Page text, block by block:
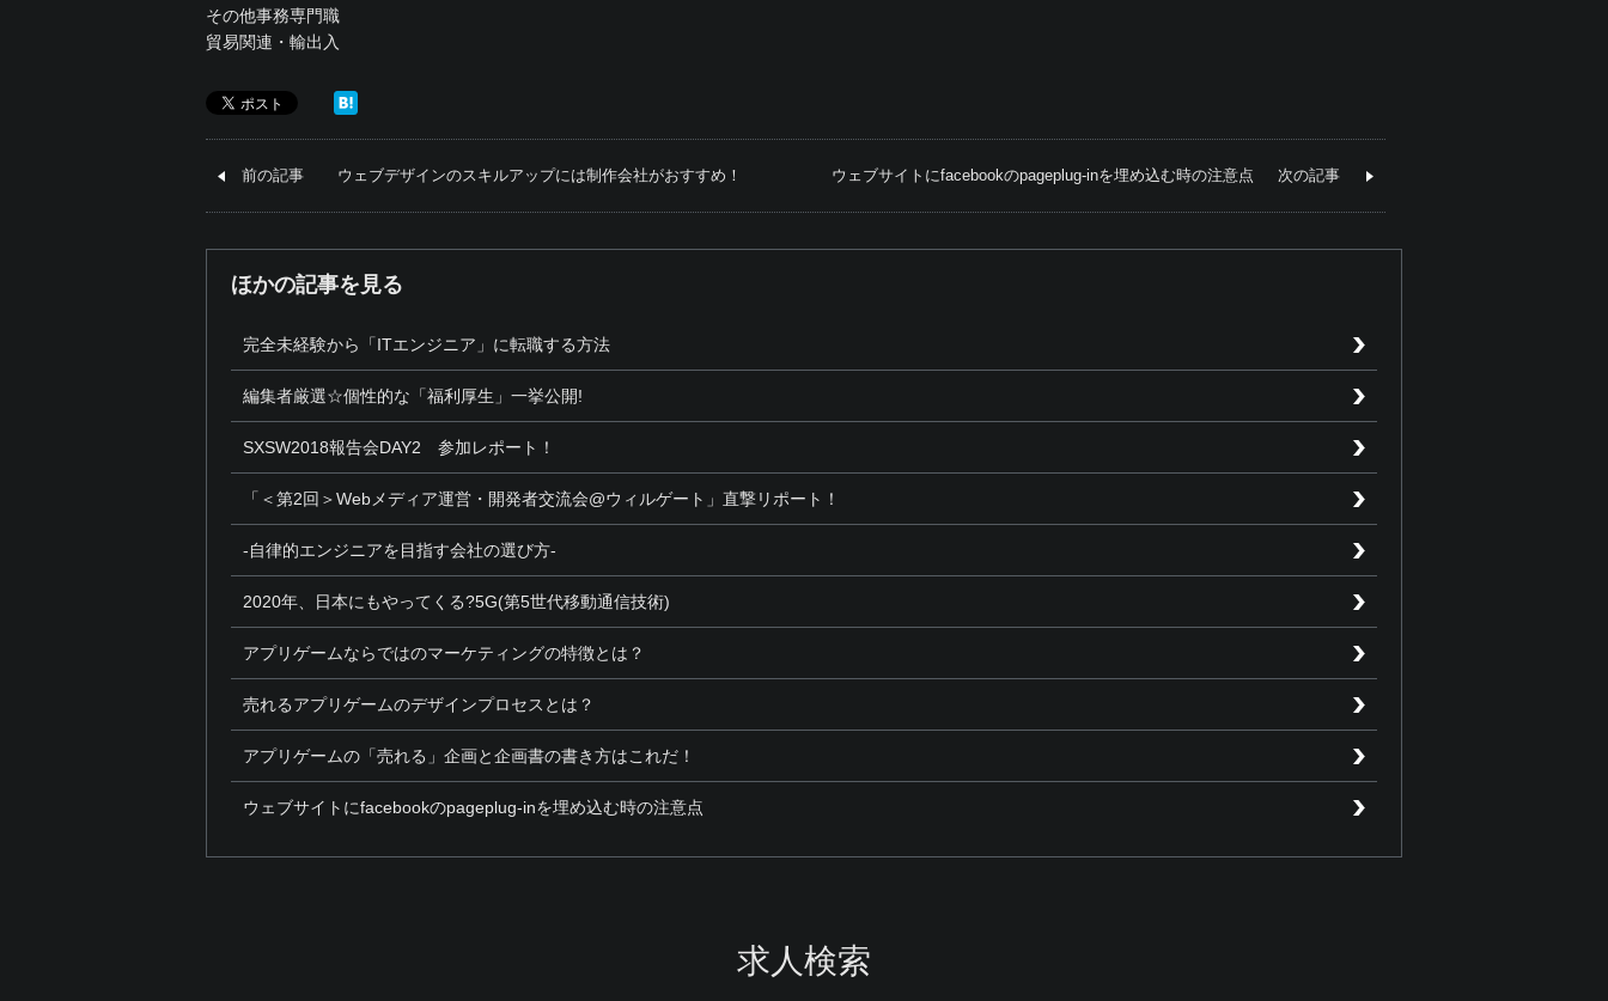
その他事務専門職
貿易関連・輸出入
前の記事 ウェブデザインのスキルアップには制作会社がおすすめ！ ウェブサイトにfacebookのpageplug-inを埋め込む時の注意点 次の記事
ほかの記事を見る
完全未経験から「ITエンジニア」に転職する方法
編集者厳選☆個性的な「福利厚生」一挙公開!
SXSW2018報告会DAY2 参加レポート！
「＜第2回＞Webメディア運営・開発者交流会@ウィルゲート」直撃リポート！
-自律的エンジニアを目指す会社の選び方-
2020年、日本にもやってくる?5G(第5世代移動通信技術)
アプリゲームならではのマーケティングの特徴とは？
売れるアプリゲームのデザインプロセスとは？
アプリゲームの「売れる」企画と企画書の書き方はこれだ！
ウェブサイトにfacebookのpageplug-inを埋め込む時の注意点
求人検索